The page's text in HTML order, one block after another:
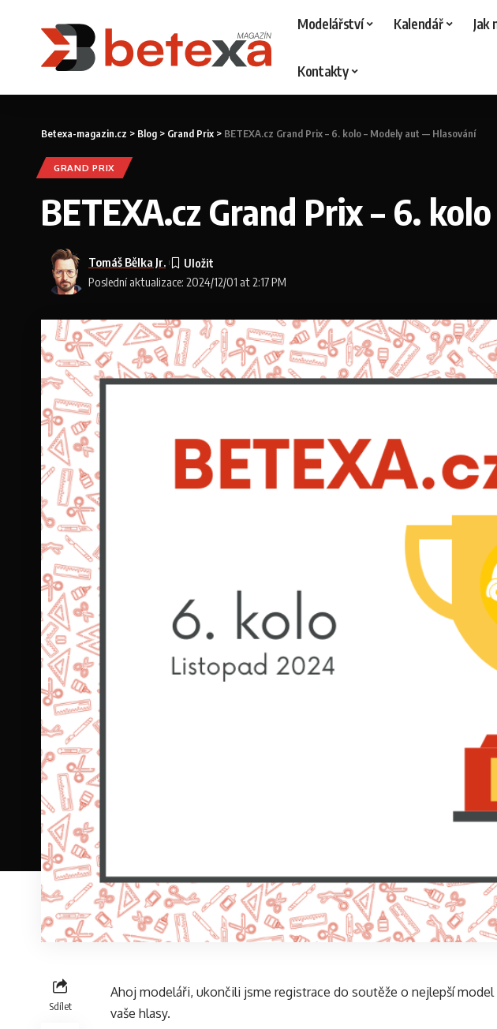
Modelářství Kalendář Jak
Kontakty
Betexa-magazin.cz > Blog > Grand Prix > BETEXA.cz Grand Prix – 6. kolo – Modely aut — Hlasování
GRAND PRIX
BETEXA.cz Grand Prix – 6.
Poslední aktualizace: 2024/12/01 at 2:17 PM
Tomáš Bělka Jr.
Sdílet
Ahoj modeláři, ukončili jsme registrace do soutěže o nejlepší
vaše hlasy.